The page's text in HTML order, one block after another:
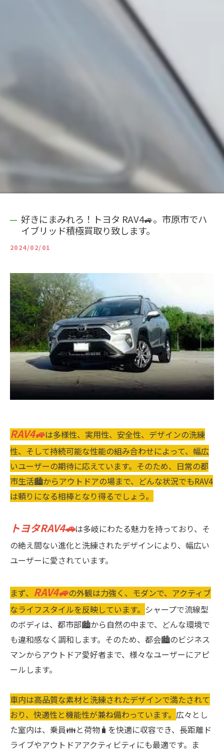
好きにまみれろ！トヨタ RAV4🚙。市原市でハ
イブリッド積極買取り致します。
2024/02/01
RAV4🚙は多様性、実用性、安全性、デザインの洗練
性、そして持続可能な性能の組み合わせによって、幅広
いユーザーの期待に応えています。そのため、日常の都
市生活🏙からアウトドアの場まで、どんな状況でもRAV4
は頼りになる相棒となり得るでしょう。
トヨタRAV4🚗は多岐にわたる魅力を持っており、そ
の絶え間ない進化と洗練されたデザインにより、幅広い
ユーザーに愛されています。
まず、 RAV4🚙の外観は力強く、モダンで、アクティブ
なライフスタイルを反映しています。 シャープで流線型
のボディは、都市部🏙から自然の中まで、どんな環境で
も違和感なく調和します。そのため、都会🏙のビジネス
マンからアウトドア愛好者まで、様々なユーザーにアピ
ールします。
車内は高品質な素材と洗練されたデザインで満たされて
おり、快適性と機能性が兼ね備わっています。 広々とし
た室内は、乗員👪と荷物🧳を快適に収容でき、長距離ド
ライブやアウトドアアクティビティにも最適です。ま